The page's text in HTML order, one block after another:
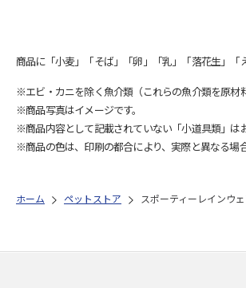
商品に「小麦」「そば」「卵」「乳」「落花生」「
※エビ・カニを除く魚介類（これらの魚介類を原材
※商品写真はイメージです。
※商品内容として記載されていない「小道具類」は
※商品の色は、印刷の都合により、実際と異なる場
ホーム ペットストア スポーティーレインウ